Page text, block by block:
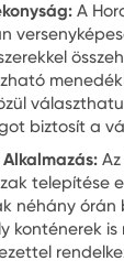
könnyen
de
fontos,